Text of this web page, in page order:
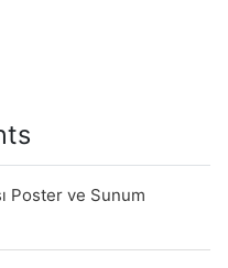
Poster ve Sunum